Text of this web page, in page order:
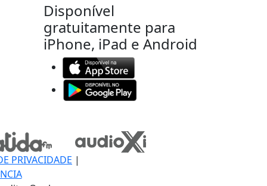
Disponível
gratuitamente para
iPhone, iPad e Android
PRIVACIDADE |